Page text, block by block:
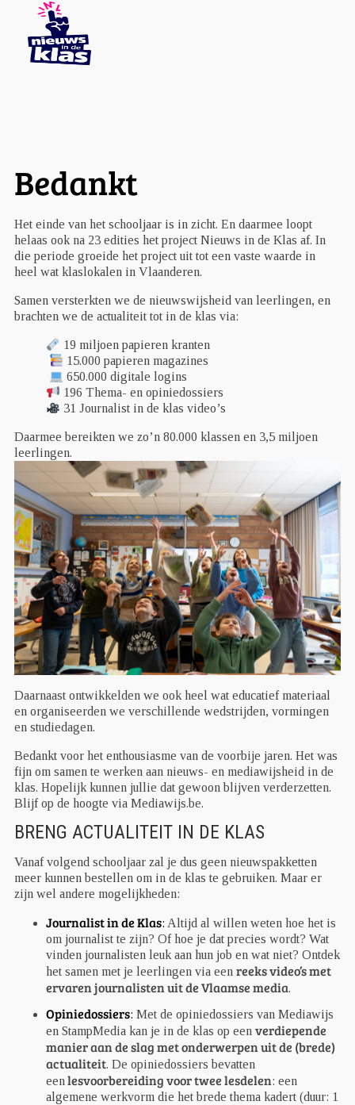
Bedankt
Het einde van het schooljaar is in zicht. En daarmee loopt
helaas ook na 23 edities het project Nieuws in de Klas af. In
die periode groeide het project uit tot een vaste waarde in
heel wat klaslokalen in Vlaanderen.
Samen versterkten we de nieuwswijsheid van leerlingen, en
brachten we de actualiteit tot in de klas via:
19 miljoen papieren kranten
15.000 papieren magazines
650.000 digitale logins
196 Thema- en opiniedossiers
31 Journalist in de klas video’s
Daarmee bereikten we zo’n 80.000 klassen en 3,5 miljoen
leerlingen.
Daarnaast ontwikkelden we ook heel wat educatief materiaal
en organiseerden we verschillende wedstrijden, vormingen
en studiedagen.
Bedankt voor het enthousiasme van de voorbije jaren. Het was
fijn om samen te werken aan nieuws- en mediawijsheid in de
klas. Hopelijk kunnen jullie dat gewoon blijven verderzetten.
Blijf op de hoogte via Mediawijs.be.
BRENG ACTUALITEIT IN DE KLAS
Vanaf volgend schooljaar zal je dus geen nieuwspakketten
meer kunnen bestellen om in de klas te gebruiken. Maar er
zijn wel andere mogelijkheden:
Journalist in de Klas: Altijd al willen weten hoe het is
om journalist te zijn? Of hoe je dat precies wordt? Wat
vinden journalisten leuk aan hun job en wat niet? Ontdek
het samen met je leerlingen via een reeks video’s met
ervaren journalisten uit de Vlaamse media.
Opiniedossiers: Met de opiniedossiers van Mediawijs
en StampMedia kan je in de klas op een verdiepende
manier aan de slag met onderwerpen uit de (brede)
actualiteit. De opiniedossiers bevatten
een lesvoorbereiding voor twee lesdelen: een
algemene werkvorm die het brede thema kadert (duur: 1